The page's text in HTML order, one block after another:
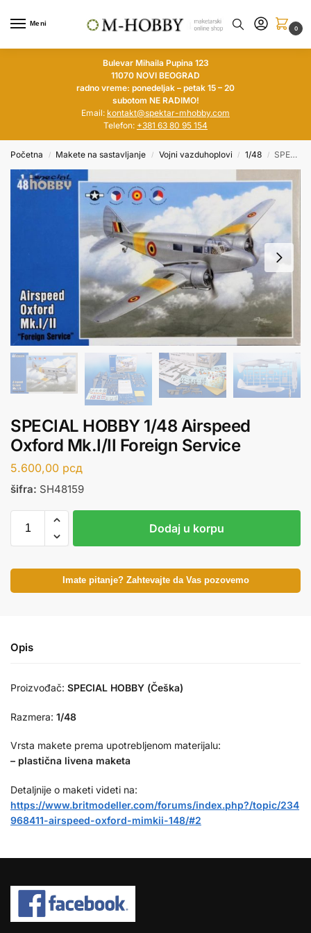
Meni
0
Bulevar Mihaila Pupina 123
11070 NOVI BEOGRAD
radno vreme: ponedeljak – petak 15 – 20
subotom NE RADIMO!
Email: kontakt@spektar-mhobby.com
Telefon: +381 63 80 95 154
Početna / Makete na sastavljanje / Vojni vazduhoplovi / 1/48 / SPECIAL HOBBY 1/48 Airspeed Oxford Mk.I/II Foreign Service
SPECIAL HOBBY 1/48 Airspeed
Oxford Mk.I/II Foreign Service
5.600,00 рсд
šifra: SH48159
Dodaj u korpu
Imate pitanje? Zahtevajte da Vas pozovemo
Opis
Proizvođač: SPECIAL HOBBY (Češka)
Razmera: 1/48
Vrsta makete prema upotrebljenom materijalu:
– plastična livena maketa
Detaljnije o maketi videti na:
https://www.britmodeller.com/forums/index.php?/topic/234
968411-airspeed-oxford-mimkii-148/#2